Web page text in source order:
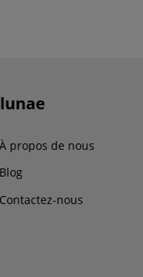
À propos de nous
Blog
Contactez-nous